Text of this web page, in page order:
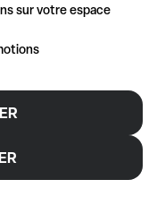
sur votre espace